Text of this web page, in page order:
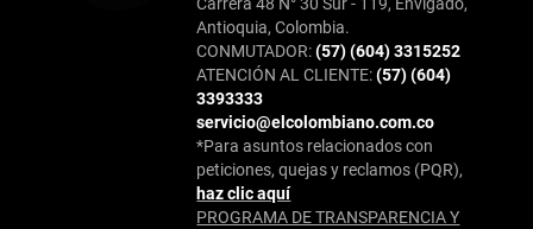
Antioquia, Colombia.
CONMUTADOR:(57) (604) 3315252
ATENCIÓN AL CLIENTE:(57) (604)
3393333
servicio@elcolombiano.com.co
*Para asuntos relacionados con
peticiones, quejas y reclamos (PQR),
haz clic aquí
PROGRAMA DE TRANSPARENCIA Y